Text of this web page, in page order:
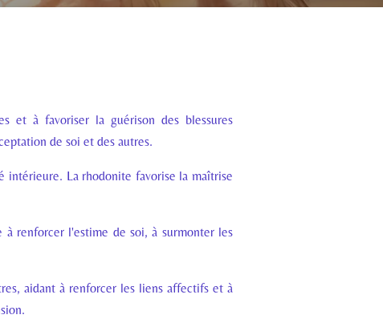
et à favoriser la guérison des blessures
de soi et des autres.
La rhodonite favorise la maîtrise
renforcer l'estime de soi, à surmonter les
aidant à renforcer les liens affectifs et à